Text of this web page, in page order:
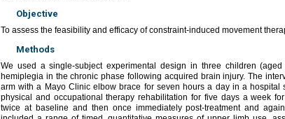
Objective
To assess the feasibility and efficacy of constraint-induced movement
Methods
We used a single-subject experimental design in three children
hemiplegia in the chronic phase following acquired brain injury. The
arm with a Mayo Clinic elbow brace for seven hours a day in a hospital
physical and occupational therapy rehabilitation for five days a week
twice at baseline and then once immediately post-treatment and